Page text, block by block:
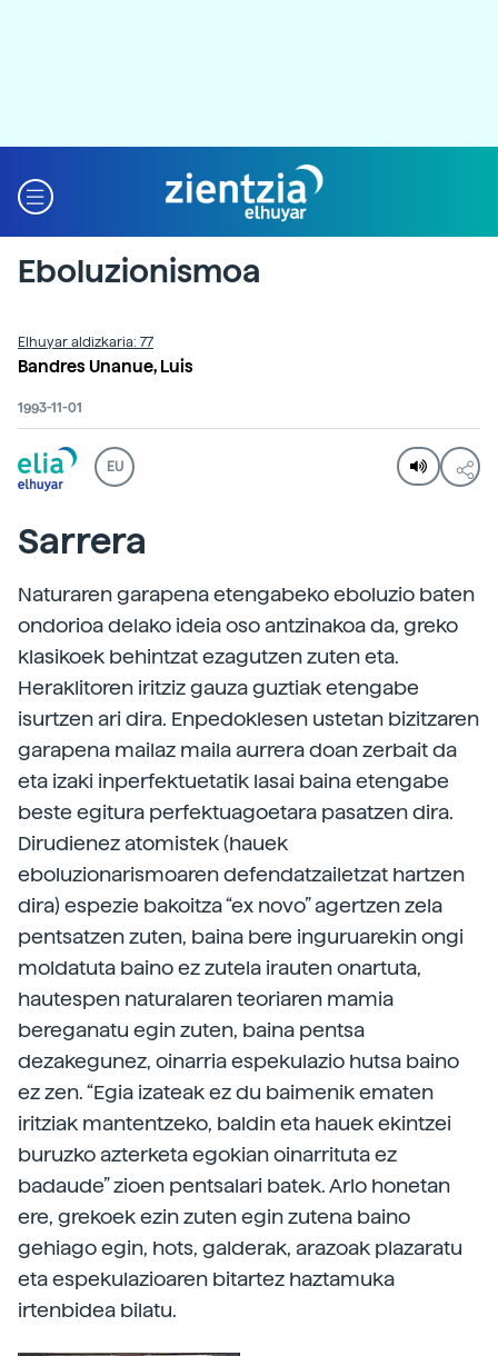
Eboluzionismoa
Elhuyar aldizkaria: 77
Bandres Unanue, Luis
1993-11-01
EU
Sarrera
Naturaren garapena etengabeko eboluzio baten
ondorioa delako ideia oso antzinakoa da, greko
klasikoek behintzat ezagutzen zuten eta.
Heraklitoren iritziz gauza guztiak etengabe
isurtzen ari dira. Enpedoklesen ustetan bizitzaren
garapena mailaz maila aurrera doan zerbait da
eta izaki inperfektuetatik lasai baina etengabe
beste egitura perfektuagoetara pasatzen dira.
Dirudienez atomistek (hauek
eboluzionarismoaren defendatzailetzat hartzen
dira) espezie bakoitza “ex novo” agertzen zela
pentsatzen zuten, baina bere inguruarekin ongi
moldatuta baino ez zutela irauten onartuta,
hautespen naturalaren teoriaren mamia
bereganatu egin zuten, baina pentsa
dezakegunez, oinarria espekulazio hutsa baino
ez zen. “Egia izateak ez du baimenik ematen
iritziak mantentzeko, baldin eta hauek ekintzei
buruzko azterketa egokian oinarrituta ez
badaude” zioen pentsalari batek. Arlo honetan
ere, grekoek ezin zuten egin zutena baino
gehiago egin, hots, galderak, arazoak plazaratu
eta espekulazioaren bitartez haztamuka
irtenbidea bilatu.